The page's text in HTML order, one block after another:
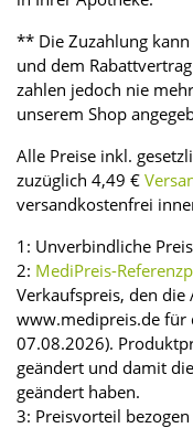
** Die Zuzahlung
und dem
zahlen jedoch nie
unserem Shop
Alle Preise inkl.
zuzüglich 4,49 €
versandkostenfrei
1: Unverbindliche
2: MediPreis-
Verkaufspreis, den
www.medipreis.de für
07.08.2026).
geändert und damit
geändert haben.
3: Preisvorteil